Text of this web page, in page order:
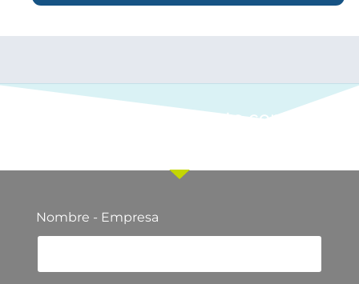
Ponte en contacto con
Nombre - Empresa